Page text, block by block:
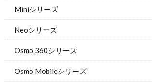
Miniシリーズ
Neoシリーズ
Osmo 360シリーズ
Osmo Mobileシリーズ